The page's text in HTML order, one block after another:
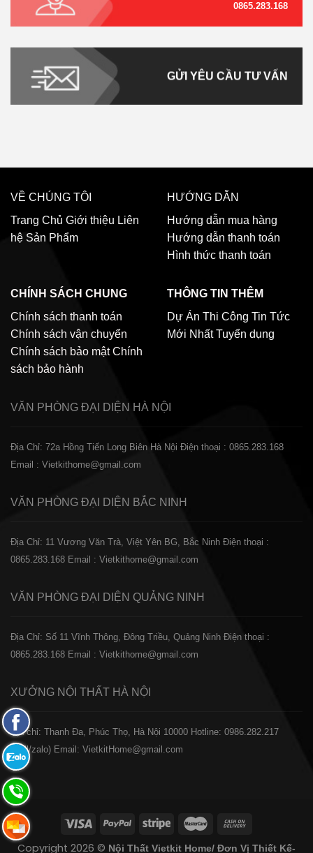
0865.283.168
GỬI YÊU CẦU TƯ VẤN
VỀ CHÚNG TÔI
Trang Chủ Giới thiệu Liên
hệ Sản Phẩm
HƯỚNG DẪN
Hướng dẫn mua hàng
Hướng dẫn thanh toán
Hình thức thanh toán
CHÍNH SÁCH CHUNG
Chính sách thanh toán
Chính sách vận chuyển
Chính sách bảo mật Chính
sách bảo hành
THÔNG TIN THÊM
Dự Án Thi Công Tin Tức
Mới Nhất Tuyển dụng
VĂN PHÒNG ĐẠI DIỆN HÀ NỘI
Địa Chỉ: 72a Hồng Tiến Long Biên Hà Nội Điện thoại : 0865.283.168
Email : Vietkithome@gmail.com
VĂN PHÒNG ĐẠI DIỆN BẮC NINH
Địa Chỉ: 11 Vương Văn Trà, Việt Yên BG, Bắc Ninh Điện thoại :
0865.283.168 Email : Vietkithome@gmail.com
VĂN PHÒNG ĐẠI DIỆN QUẢNG NINH
Địa Chỉ: Số 11 Vĩnh Thông, Đông Triều, Quảng Ninh Điện thoại :
0865.283.168 Email : Vietkithome@gmail.com
XƯỞNG NỘI THẤT HÀ NỘI
️Địa chỉ: Thanh Đa, Phúc Thọ, Hà Nội 10000 Hotline: 0986.282.217
(Call/zalo) Email: VietkitHome@gmail.com
Copyright 2026 © Nội Thất Vietkit Home/ Đơn Vị Thiết Kế-
Fanpage
Facebook
Zalo:
0865.283.168
Hotline:
0865.283.168
Hotline: